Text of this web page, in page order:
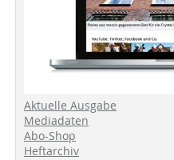
Aktuelle Ausgabe
Mediadaten
Abo-Shop
Heftarchiv